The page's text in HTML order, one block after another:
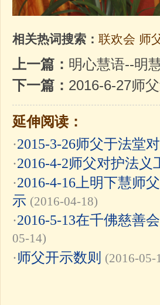
相关热词搜索： 联欢会 师
上一篇： 明心慧语--明
下一篇： 2016-6-27师
延伸阅读：
·2015-3-26师父于法堂
·2016-4-2师父对护法义
·2016-4-16上明下慧师
示 (2016-04-18)
·2016-5-13在千佛慈善
05-14)
·师父开示数则 (2016-05-